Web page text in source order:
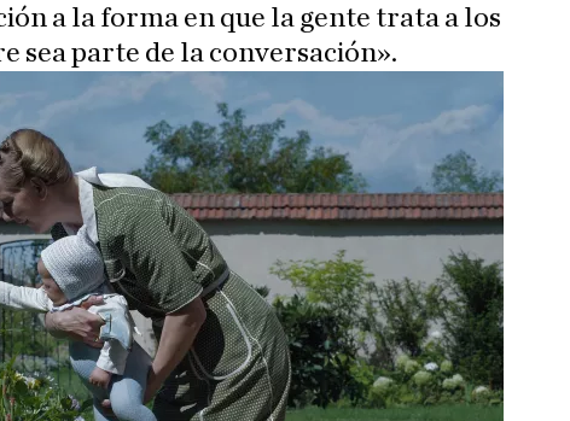
a la forma en que la gente trata a los
sea parte de la conversación».